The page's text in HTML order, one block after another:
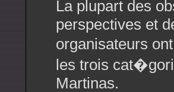
La plupart des
perspectives et
organisateurs
les trois
Martinas.